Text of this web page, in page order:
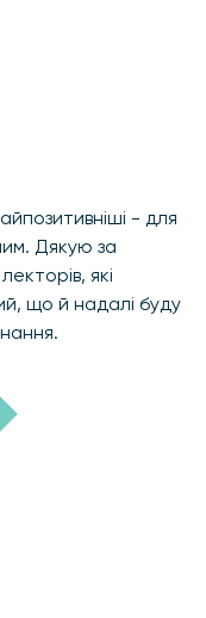
- для
Дякую за
які
що й надалі буду